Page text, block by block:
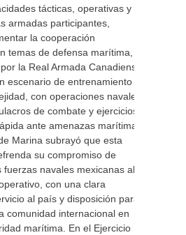
tácticas, operativas y
armadas participantes,
la cooperación
temas de defensa marítima,
la Real Armada Canadiense
escenario de entrenamiento
con operaciones navales
de combate y ejercicios
ante amenazas marítimas.
Marina subrayó que esta
su compromiso de
fuerzas navales mexicanas al
con una clara
al país y disposición para
comunidad internacional en
marítima. En el Ejercicio